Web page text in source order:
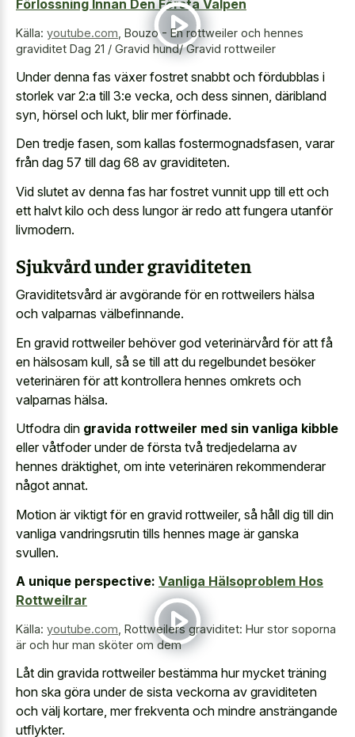
Förlossning Innan Den Första Valpen
Källa: youtube.com Bouzo - En rottweiler och hennes
graviditet Dag 21 / Gravid hund/ Gravid rottweiler
Under denna fas växer fostret snabbt och fördubblas i
storlek var 2:a till 3:e vecka, och dess sinnen, däribland
syn, hörsel och lukt, blir mer förfinade.
Den tredje fasen, som kallas fostermognadsfasen, varar
från dag 57 till dag 68 av graviditeten.
Vid slutet av denna fas har fostret vunnit upp till ett och
ett halvt kilo och dess lungor är redo att fungera utanför
livmodern.
Sjukvård under graviditeten
Graviditetsvård är avgörande för en rottweilers hälsa
och valparnas välbefinnande.
En gravid rottweiler behöver god veterinärvård för att få
en hälsosam kull, så se till att du regelbundet besöker
veterinären för att kontrollera hennes omkrets och
valparnas hälsa.
Utfodra din gravida rottweiler med sin vanliga kibble
eller våtfoder under de första två tredjedelarna av
hennes dräktighet, om inte veterinären rekommenderar
något annat.
Motion är viktigt för en gravid rottweiler, så håll dig till din
vanliga vandringsrutin tills hennes mage är ganska
svullen.
A unique perspective: Vanliga Hälsoproblem Hos
Rottweilrar
Källa: youtube.com Rottweilers graviditet: Hur stor soporna
är och hur man sköter om dem
Låt din gravida rottweiler bestämma hur mycket träning
hon ska göra under de sista veckorna av graviditeten
och välj kortare, mer frekventa och mindre ansträngande
utflykter.